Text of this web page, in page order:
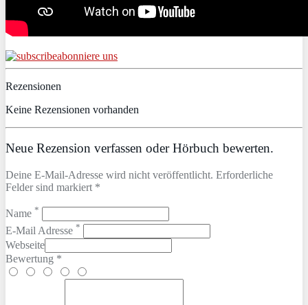
abonniere uns
Rezensionen
Keine Rezensionen vorhanden
Neue Rezension verfassen oder Hörbuch bewerten.
Deine E-Mail-Adresse wird nicht veröffentlicht. Erforderliche
Felder sind markiert *
Name *
E-Mail Adresse *
Webseite
Bewertung *